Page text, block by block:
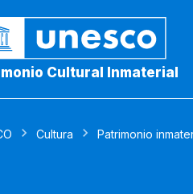
Cultural Inmaterial
Cultura Patrimonio